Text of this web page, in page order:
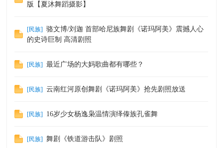
版【夏沐舞蹈摄影】
[民族]
骆文博/刘迦 首部哈尼族舞剧《诺玛阿美》震撼人心
的史诗巨制 高清剧照
[民族] 最近广场的大妈歌曲都有哪些？
[民族] 云南红河原创舞剧《诺玛阿美》抢先剧照放送
[民族] 16岁少女杨逸枭温情演绎傣族孔雀舞
[民族] 舞剧《铁道游击队》剧照